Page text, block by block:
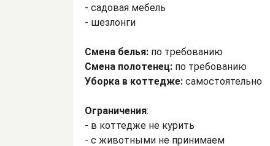
- садовая мебель
- шезлонги
Смена белья: по требованию
Смена полотенец: по требованию
Уборка в коттедже: самостоятельно
Ограничения:
- в коттедже не курить
- с животными не принимаем